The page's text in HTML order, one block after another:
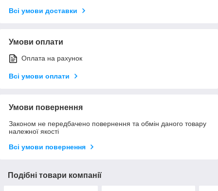
Всі умови доставки
Умови оплати
Оплата на рахунок
Всі умови оплати
Умови повернення
Законом не передбачено повернення та обмін даного товару
належної якості
Всі умови повернення
Подібні товари компанії